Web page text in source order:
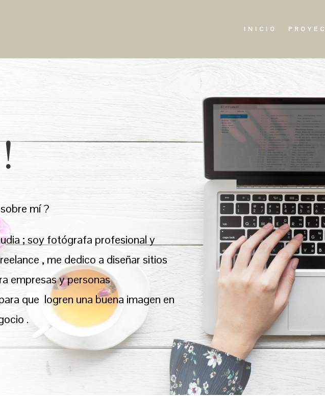
INICIO
mí ?
; soy fotógrafa profesional y
, me dedico a diseñar sitios
empresas y personas
que logren una buena imagen en
.